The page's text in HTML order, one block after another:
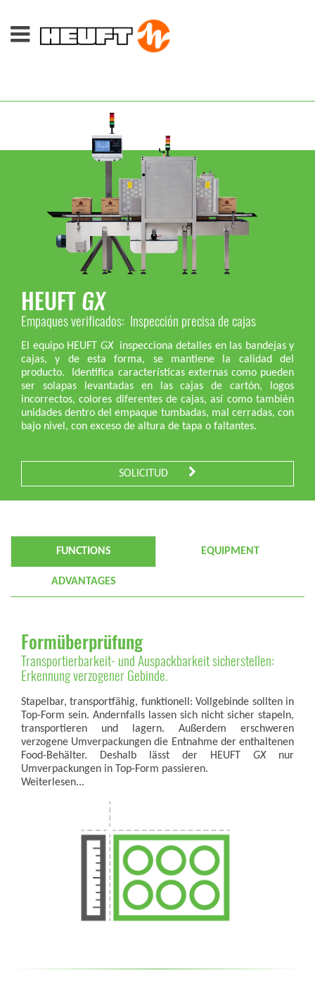
HEUFT GX
Empaques verificados: Inspección precisa de cajas
El equipo HEUFT GX
inspecciona detalles en las bandejas y
cajas, y de esta forma, se mantiene la calidad del
producto. Identifica características externas como pueden
ser solapas levantadas en las cajas de cartón, logos
incorrectos, colores diferentes de cajas, así como también
unidades dentro del empaque tumbadas, mal cerradas, con
bajo nivel, con exceso de altura de tapa o faltantes.
SOLICITUD
FUNCTIONS EQUIPMENT
ADVANTAGES
Formüberprüfung
Transportierbarkeit- und Auspackbarkeit sicherstellen:
Erkennung verzogener Gebinde.
Stapelbar, transportfähig, funktionell: Vollgebinde sollten in
Top-Form sein. Andernfalls lassen sich nicht sicher stapeln,
transportieren und lagern. Außerdem erschweren
verzogene Umverpackungen die Entnahme der enthaltenen
Food-Behälter. Deshalb lässt der HEUFT GX nur
Umverpackungen in Top-Form passieren.
Weiterlesen...